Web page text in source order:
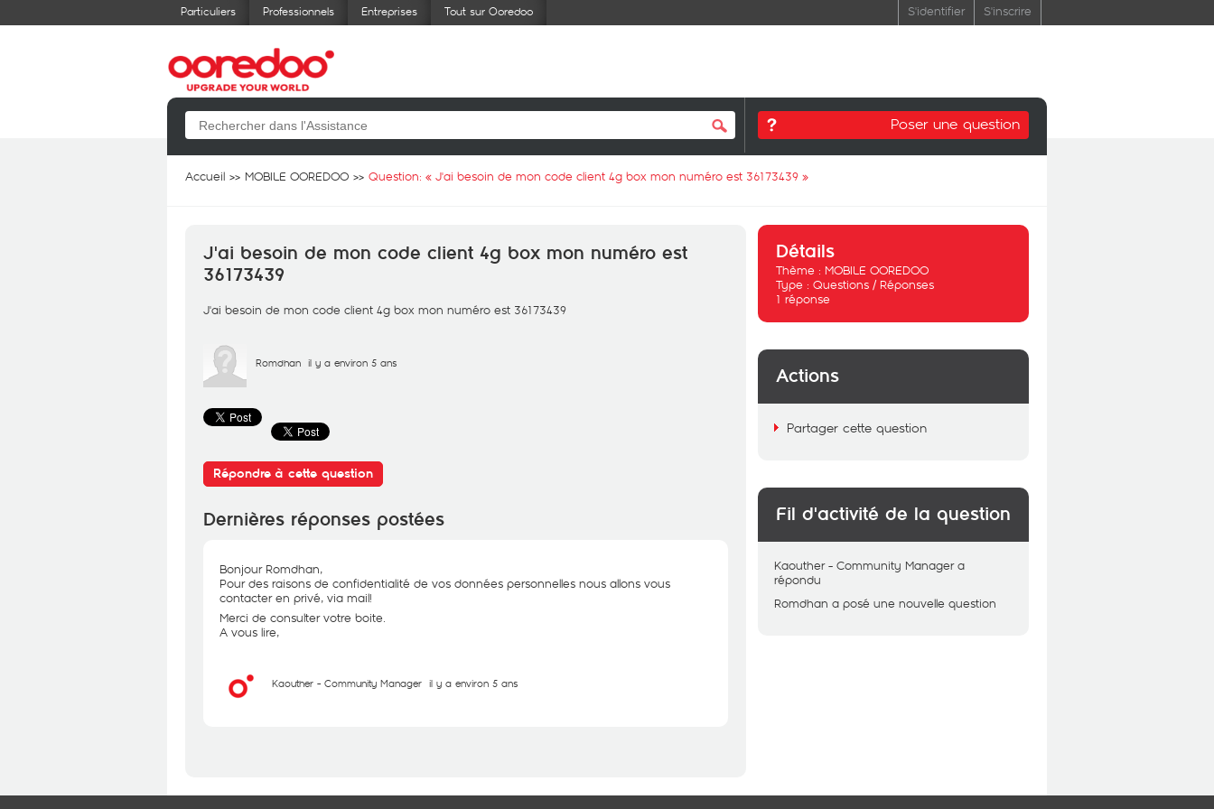
Particuliers Professionnels Entreprises Tout sur Ooredoo S'identifier S'inscrire
Poser une question
Accueil MOBILE OOREDOO Question: « J'ai besoin de mon code client 4g box mon numéro est 36173439 »
J'ai besoin de mon code client 4g box mon numéro est
36173439
J'ai besoin de mon code client 4g box mon numéro est 36173439
Romdhan il y a environ 5 ans
Répondre à cette question
Dernières réponses postées
Bonjour Romdhan,
Pour des raisons de confidentialité de vos données personnelles nous allons vous
contacter en privé, via mail!
Merci de consulter votre boite.
A vous lire,
Kaouther - Community Manager il y a environ 5 ans
Détails
Thème : MOBILE OOREDOO
Type : Questions / Réponses
1 réponse
Actions
Partager cette question
Fil d'activité de la question
Kaouther - Community Manager a
répondu
Romdhan a posé une nouvelle question